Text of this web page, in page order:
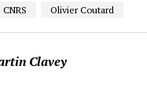
CNRS Olivier Coutard
Clavey